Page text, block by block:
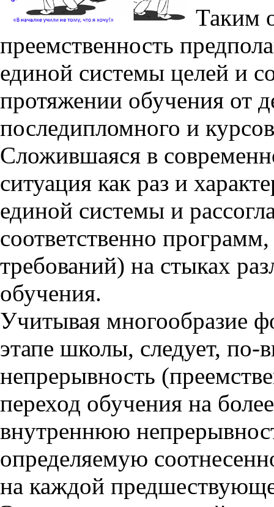
Таким
преемственность
единой системы целей и
протяжении обучения от
последипломного и
Сложившаяся в
ситуация как раз и
единой системы и
соответственно
требований) на стыках
обучения.
Учитывая многообразие
этапе школы, следует,
непрерывность
переход обучения на
внутреннюю
определяемую
на каждой